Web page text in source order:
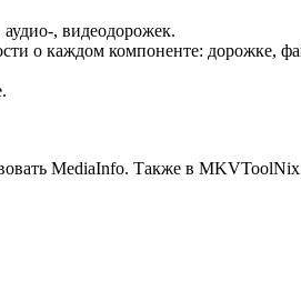
, видеодорожек.
о каждом компоненте: дорожке,
MediaInfo. Также в